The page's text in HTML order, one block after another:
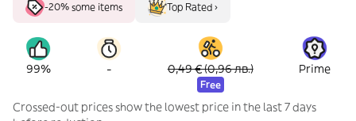
-20% some items Top Rated ›
99% - 0,49 € (0,96 лв.)
Free
Prime
Crossed-out prices show the lowest price in the last 7 days